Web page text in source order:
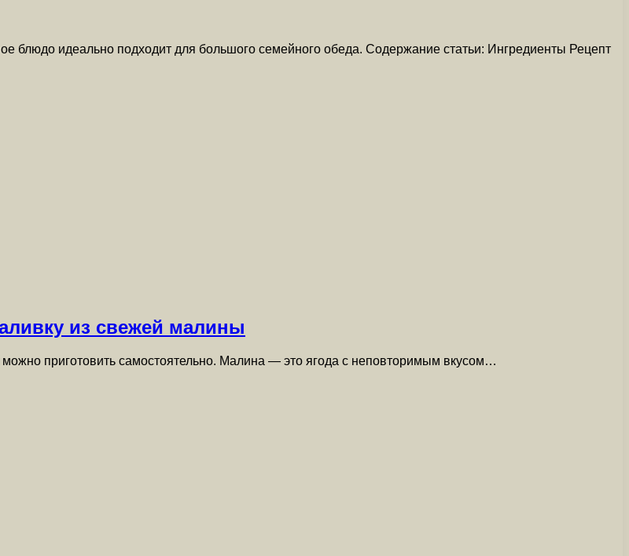
блюдо идеально подходит для большого семейного обеда. Содержание статьи: Ингредиенты Рецепт
из свежей малины
приготовить самостоятельно. Малина — это ягода с неповторимым вкусом…